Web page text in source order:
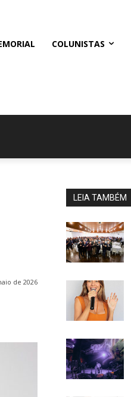
COLUNISTAS
de 2026
LEIA TAMBÉM